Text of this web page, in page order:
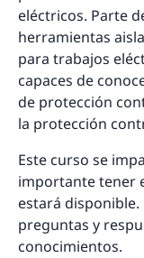
eléctricos. Parte
herramientas
para trabajos
capaces de
de protección
la protección
Este curso se
importante tener
estará
preguntas y
conocimientos.